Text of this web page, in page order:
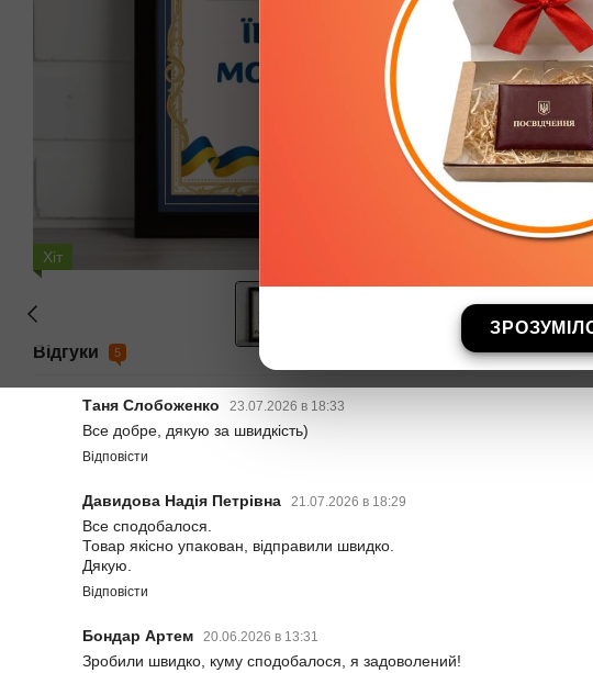
Хіт
Відгуки 5
Таня Слобоженко 23.07.2026 в 18:33
Все добре, дякую за швидкість)
Відповісти
Давидова Надія Петрівна 21.07.2026 в 18:29
Все сподобалося.
Товар якісно упакован, відправили швидко.
Дякую.
Відповісти
Бондар Артем 20.06.2026 в 13:31
Зробили швидко, куму сподобалося, я задоволений!